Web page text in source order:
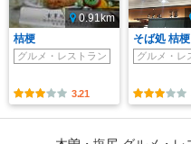
0.91km
桔梗
グルメ・レストラン
3.21
そば処 桔梗
グルメ・レ